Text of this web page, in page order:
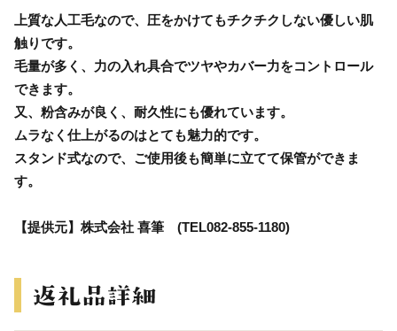
上質な人工毛なので、圧をかけてもチクチクしない優しい肌
触りです。
毛量が多く、力の入れ具合でツヤやカバー力をコントロール
できます。
又、粉含みが良く、耐久性にも優れています。
ムラなく仕上がるのはとても魅力的です。
スタンド式なので、ご使用後も簡単に立てて保管ができま
す。
【提供元】株式会社 喜筆 (TEL082-855-1180)